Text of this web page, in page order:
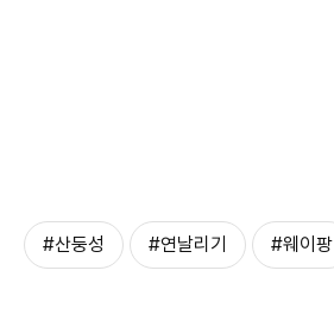
#산둥성 #연날리기 #웨이팡